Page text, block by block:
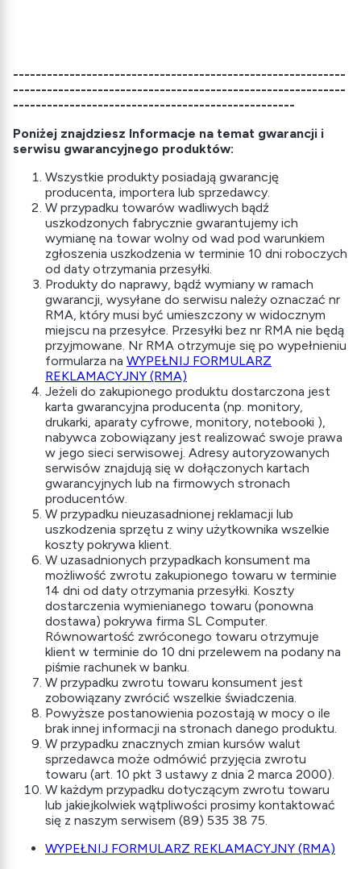
-----------------------------------------------------------
-----------------------------------------------------------
--------------------------------------------------
Poniżej znajdziesz Informacje na temat gwarancji i
serwisu gwarancyjnego produktów:
Wszystkie produkty posiadają gwarancję
producenta, importera lub sprzedawcy.
W przypadku towarów wadliwych bądź
uszkodzonych fabrycznie gwarantujemy ich
wymianę na towar wolny od wad pod warunkiem
zgłoszenia uszkodzenia w terminie 10 dni roboczych
od daty otrzymania przesyłki.
Produkty do naprawy, bądź wymiany w ramach
gwarancji, wysyłane do serwisu należy oznaczać nr
RMA, który musi być umieszczony w widocznym
miejscu na przesyłce. Przesyłki bez nr RMA nie będą
przyjmowane. Nr RMA otrzymuje się po wypełnieniu
formularza na WYPEŁNIJ FORMULARZ
REKLAMACYJNY (RMA)
Jeżeli do zakupionego produktu dostarczona jest
karta gwarancyjna producenta (np. monitory,
drukarki, aparaty cyfrowe, monitory, notebooki ),
nabywca zobowiązany jest realizować swoje prawa
w jego sieci serwisowej. Adresy autoryzowanych
serwisów znajdują się w dołączonych kartach
gwarancyjnych lub na firmowych stronach
producentów.
W przypadku nieuzasadnionej reklamacji lub
uszkodzenia sprzętu z winy użytkownika wszelkie
koszty pokrywa klient.
W uzasadnionych przypadkach konsument ma
możliwość zwrotu zakupionego towaru w terminie
14 dni od daty otrzymania przesyłki. Koszty
dostarczenia wymienianego towaru (ponowna
dostawa) pokrywa firma SL Computer.
Równowartość zwróconego towaru otrzymuje
klient w terminie do 10 dni przelewem na podany na
piśmie rachunek w banku.
W przypadku zwrotu towaru konsument jest
zobowiązany zwrócić wszelkie świadczenia.
Powyższe postanowienia pozostają w mocy o ile
brak innej informacji na stronach danego produktu.
W przypadku znacznych zmian kursów walut
sprzedawca może odmówić przyjęcia zwrotu
towaru (art. 10 pkt 3 ustawy z dnia 2 marca 2000).
W każdym przypadku dotyczącym zwrotu towaru
lub jakiejkolwiek wątpliwości prosimy kontaktować
się z naszym serwisem (89) 535 38 75.
WYPEŁNIJ FORMULARZ REKLAMACYJNY (RMA)